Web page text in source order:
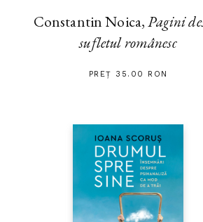
Constantin Noica,Pagini
sufletul românesc
PREȚ 35.00 RON